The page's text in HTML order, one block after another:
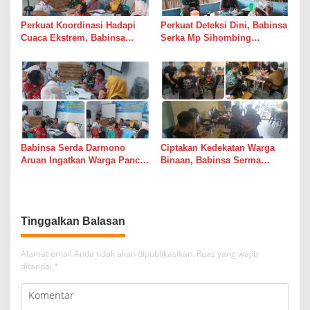
Perkuat Koordinasi Hadapi
Cuaca Ekstrem, Babinsa
Perangkat Desa Siapkan
Langkah Mitigasi
Perkuat Deteksi Dini, Babinsa
Serka Mp Sihombing
Warung Kopi Deli Tua Barat
Babinsa Serda Darmono
Aruan Ingatkan Warga Pancur
Ciptakan Kedekatan Warga
Binaan, Babinsa Serma
Tinggalkan Balasan
Alamat email Anda tidak akan dipublikasikan. Ruas yang wajib
ditandai *